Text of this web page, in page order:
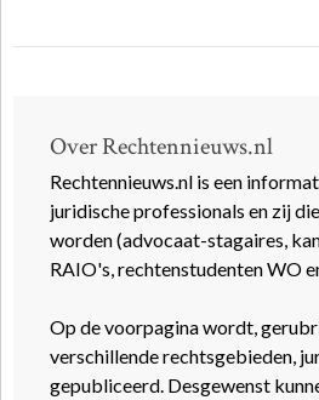
Over Rechtennieuws.nl
Rechtennieuws.nl is een
juridische professionals en zij
worden (advocaat-stagaires,
RAIO's, rechtenstudenten WO
Op de voorpagina wordt,
verschillende rechtsgebieden,
gepubliceerd. Desgewenst